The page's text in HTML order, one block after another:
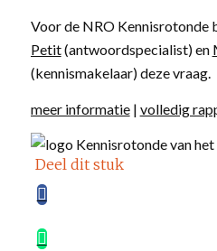
Voor de NRO Kennisrotonde
Petit(antwoordspecialist) en
(kennismakelaar) deze vraag.
meer informatie| volledig
Deel dit stuk